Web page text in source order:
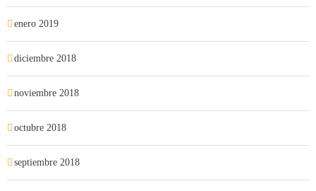
enero 2019
diciembre 2018
noviembre 2018
octubre 2018
septiembre 2018